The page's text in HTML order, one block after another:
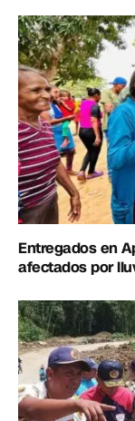
Entregados en
afectados por